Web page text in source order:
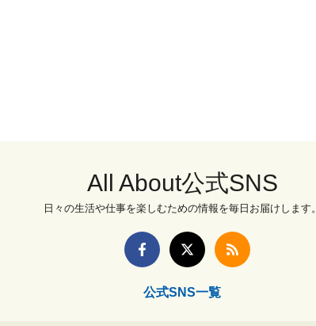
All About公式SNS
日々の生活や仕事を楽しむための情報を毎日お届けします。
公式SNS一覧